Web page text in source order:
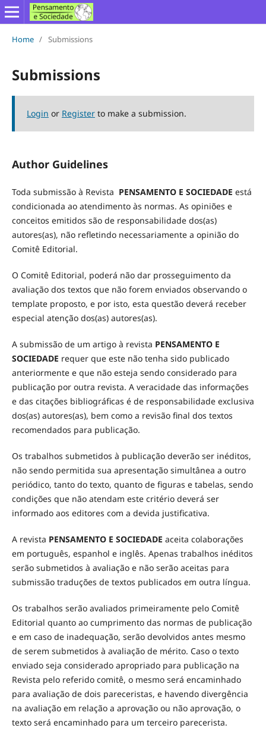
Home / Submissions
Submissions
Login or Registerto make a submission.
Author Guidelines
Toda submissão à Revista PENSAMENTO E SOCIEDADE está
condicionada ao atendimento às normas. As opiniões e
conceitos emitidos são de responsabilidade dos(as)
autores(as), não refletindo necessariamente a opinião do
Comitê Editorial.
O Comitê Editorial, poderá não dar prosseguimento da
avaliação dos textos que não forem enviados observando o
template proposto, e por isto, esta questão deverá receber
especial atenção dos(as) autores(as).
A submissão de um artigo à revista PENSAMENTO E
SOCIEDADE requer que este não tenha sido publicado
anteriormente e que não esteja sendo considerado para
publicação por outra revista. A veracidade das informações
e das citações bibliográficas é de responsabilidade exclusiva
dos(as) autores(as), bem como a revisão final dos textos
recomendados para publicação.
Os trabalhos submetidos à publicação deverão ser inéditos,
não sendo permitida sua apresentação simultânea a outro
periódico, tanto do texto, quanto de figuras e tabelas, sendo
condições que não atendam este critério deverá ser
informado aos editores com a devida justificativa.
A revista PENSAMENTO E SOCIEDADE aceita colaborações
em português, espanhol e inglês. Apenas trabalhos inéditos
serão submetidos à avaliação e não serão aceitas para
submissão traduções de textos publicados em outra língua.
Os trabalhos serão avaliados primeiramente pelo Comitê
Editorial quanto ao cumprimento das normas de publicação
e em caso de inadequação, serão devolvidos antes mesmo
de serem submetidos à avaliação de mérito. Caso o texto
enviado seja considerado apropriado para publicação na
Revista pelo referido comitê, o mesmo será encaminhado
para avaliação de dois pareceristas, e havendo divergência
na avaliação em relação a aprovação ou não aprovação, o
texto será encaminhado para um terceiro parecerista.